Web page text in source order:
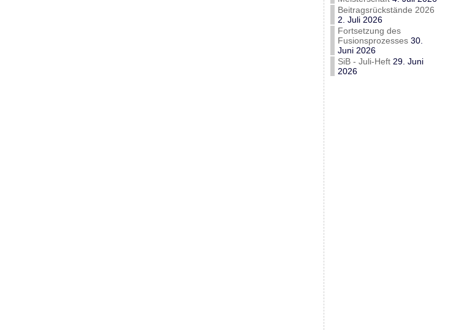
Beitragsrückstände 2026
2. Juli 2026
Fortsetzung des
Fusionsprozesses 30.
Juni 2026
SiB - Juli-Heft 29. Juni
2026